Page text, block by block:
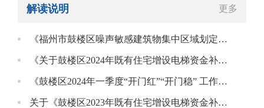
解读说明 更多
《福州市鼓楼区噪声敏感建筑物集中区域划定方案（征求意见稿）》的起草说明
《关于鼓楼区2024年既有住宅增设电梯资金补贴工作方案》的起草说明
《鼓楼区2024年一季度“开门红”“开门稳” 工作方案（征求意见稿）》起草说明
关于《鼓楼区2023年既有住宅增设电梯资金补贴工作方案》的起草说明